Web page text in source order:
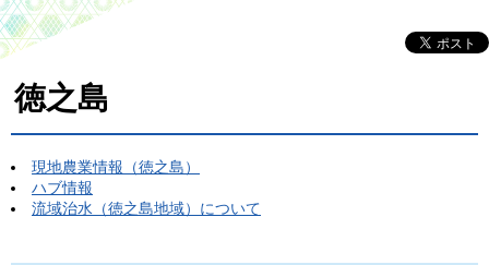
徳之島
現地農業情報（徳之島）
ハブ情報
流域治水（徳之島地域）について